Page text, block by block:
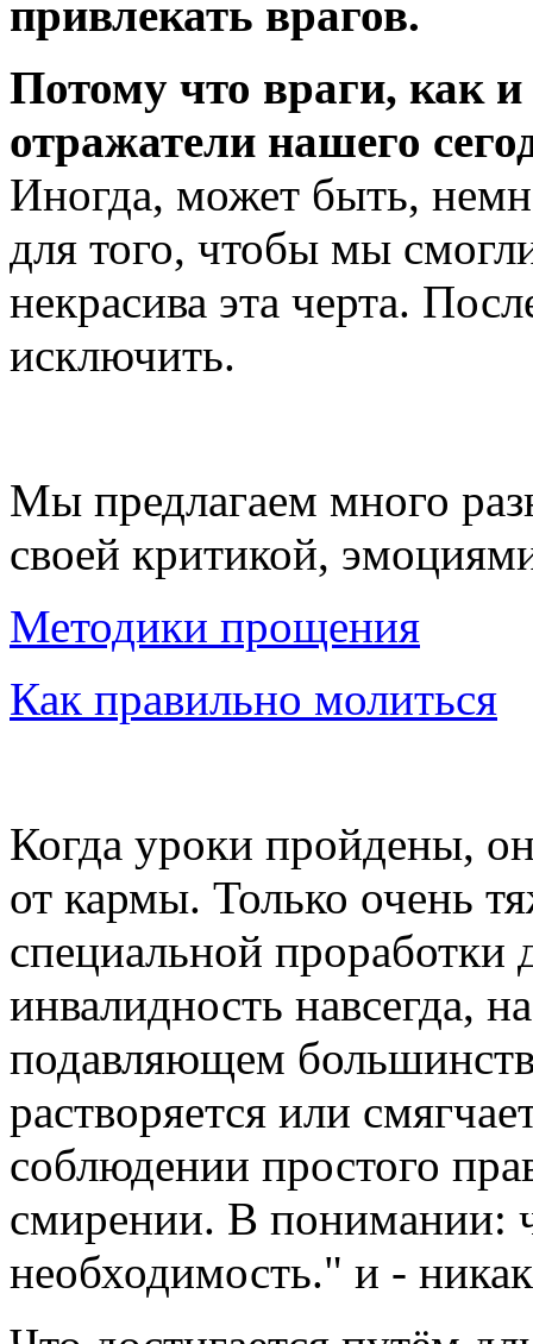
привлекать врагов.
Потому что враги, как
отражатели нашего
Иногда, может быть,
для того, чтобы мы
некрасива эта черта.
исключить.
Мы предлагаем много
своей критикой,
Методики прощения
Как правильно молиться
Когда уроки пройдены,
от кармы. Только очень
специальной проработки
инвалидность навсегда,
подавляющем
растворяется или
соблюдении простого
смирении. В понимании:
необходимость." и -